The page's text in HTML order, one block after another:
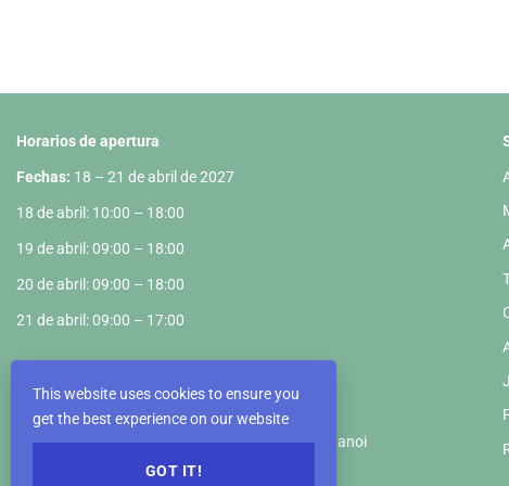
Horarios de apertura
Fechas: 18 – 21 de abril de 2027
18 de abril: 10:00 – 18:00
19 de abril: 09:00 – 18:00
20 de abril: 09:00 – 18:00
21 de abril: 09:00 – 17:00
Recinto Ferial
VIETNAM EXPOSITION CENTER
Km5+890, Truong Sa Road, Dong Anh District, Hanoi
This website uses cookies to ensure you
get the best experience on our website
GOT IT!